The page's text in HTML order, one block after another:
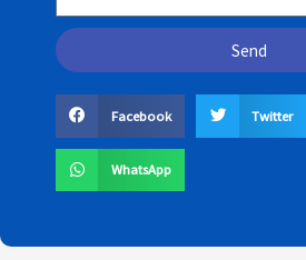
Send
Facebook Twitter
WhatsApp